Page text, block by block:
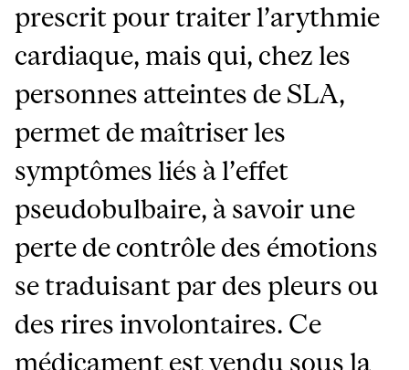
prescrit pour traiter l’arythmie
cardiaque, mais qui, chez les
personnes atteintes de SLA,
permet de maîtriser les
symptômes liés à l’effet
pseudobulbaire, à savoir une
perte de contrôle des émotions
se traduisant par des pleurs ou
des rires involontaires. Ce
médicament est vendu sous la